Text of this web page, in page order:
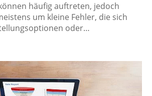
häufig auftreten, jedoch
um kleine Fehler, die sich
oder…